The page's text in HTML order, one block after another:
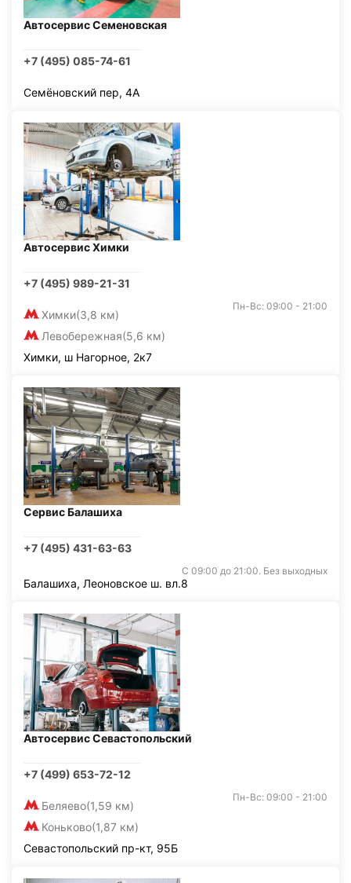
Автосервис Семеновская
+7 (495) 085-74-61
Семёновский пер, 4А
Автосервис Химки
+7 (495) 989-21-31
Химки(3,8 км)
Левобережная(5,6 км)
Пн-Вс: 09:00 - 21:00
Химки, ш Нагорное, 2к7
Сервис Балашиха
+7 (495) 431-63-63
С 09:00 до 21:00. Без выходных
Балашиха, Леоновское ш. вл.8
Автосервис Севастопольский
+7 (499) 653-72-12
Беляево(1,59 км)
Коньково(1,87 км)
Пн-Вс: 09:00 - 21:00
Севастопольский пр-кт, 95Б